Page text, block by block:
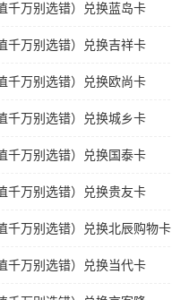
千万别选错）兑换蓝岛卡
千万别选错）兑换吉祥卡
千万别选错）兑换欧尚卡
千万别选错）兑换城乡卡
千万别选错）兑换国泰卡
千万别选错）兑换贵友卡
千万别选错）兑换北辰购物卡
千万别选错）兑换当代卡